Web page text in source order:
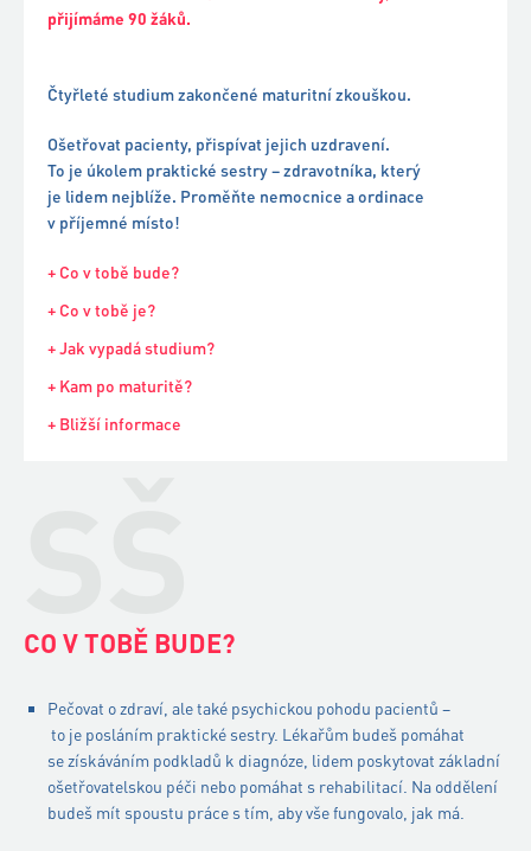
přijímáme 90 žáků.
Čtyřleté studium zakončené maturitní zkouškou.
Ošetřovat pacienty, přispívat jejich uzdravení.
To je úkolem praktické sestry – zdravotníka, který
je lidem nejblíže. Proměňte nemocnice a ordinace
v příjemné místo!
+ Co v tobě bude?
+ Co v tobě je?
+ Jak vypadá studium?
+ Kam po maturitě?
+ Bližší informace
CO V TOBĚ BUDE?
Pečovat o zdraví, ale také psychickou pohodu pacientů –
to je posláním praktické sestry. Lékařům budeš pomáhat
se získáváním podkladů k diagnóze, lidem poskytovat základní
ošetřovatelskou péči nebo pomáhat s rehabilitací. Na oddělení
budeš mít spoustu práce s tím, aby vše fungovalo, jak má.